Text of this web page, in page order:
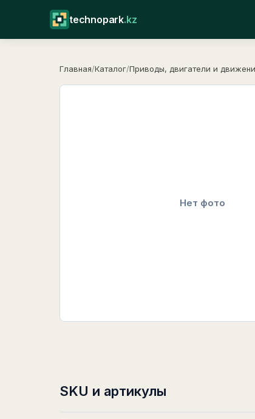
technopark.kz
Главная/Каталог/Приводы, двигатели и
Нет фото
SKU и артикулы